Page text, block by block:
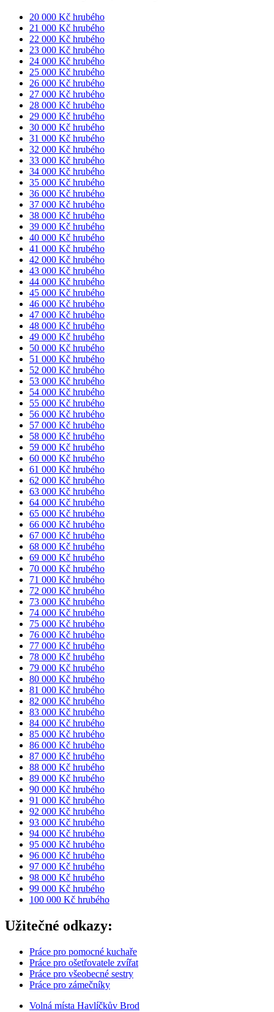
20 000 Kč hrubého
21 000 Kč hrubého
22 000 Kč hrubého
23 000 Kč hrubého
24 000 Kč hrubého
25 000 Kč hrubého
26 000 Kč hrubého
27 000 Kč hrubého
28 000 Kč hrubého
29 000 Kč hrubého
30 000 Kč hrubého
31 000 Kč hrubého
32 000 Kč hrubého
33 000 Kč hrubého
34 000 Kč hrubého
35 000 Kč hrubého
36 000 Kč hrubého
37 000 Kč hrubého
38 000 Kč hrubého
39 000 Kč hrubého
40 000 Kč hrubého
41 000 Kč hrubého
42 000 Kč hrubého
43 000 Kč hrubého
44 000 Kč hrubého
45 000 Kč hrubého
46 000 Kč hrubého
47 000 Kč hrubého
48 000 Kč hrubého
49 000 Kč hrubého
50 000 Kč hrubého
51 000 Kč hrubého
52 000 Kč hrubého
53 000 Kč hrubého
54 000 Kč hrubého
55 000 Kč hrubého
56 000 Kč hrubého
57 000 Kč hrubého
58 000 Kč hrubého
59 000 Kč hrubého
60 000 Kč hrubého
61 000 Kč hrubého
62 000 Kč hrubého
63 000 Kč hrubého
64 000 Kč hrubého
65 000 Kč hrubého
66 000 Kč hrubého
67 000 Kč hrubého
68 000 Kč hrubého
69 000 Kč hrubého
70 000 Kč hrubého
71 000 Kč hrubého
72 000 Kč hrubého
73 000 Kč hrubého
74 000 Kč hrubého
75 000 Kč hrubého
76 000 Kč hrubého
77 000 Kč hrubého
78 000 Kč hrubého
79 000 Kč hrubého
80 000 Kč hrubého
81 000 Kč hrubého
82 000 Kč hrubého
83 000 Kč hrubého
84 000 Kč hrubého
85 000 Kč hrubého
86 000 Kč hrubého
87 000 Kč hrubého
88 000 Kč hrubého
89 000 Kč hrubého
90 000 Kč hrubého
91 000 Kč hrubého
92 000 Kč hrubého
93 000 Kč hrubého
94 000 Kč hrubého
95 000 Kč hrubého
96 000 Kč hrubého
97 000 Kč hrubého
98 000 Kč hrubého
99 000 Kč hrubého
100 000 Kč hrubého
Užitečné odkazy:
Práce pro pomocné kuchaře
Práce pro ošetřovatele zvířat
Práce pro všeobecné sestry
Práce pro zámečníky
Volná místa Havlíčkův Brod